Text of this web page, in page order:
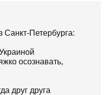
Петербурга:
осознавать,
друг друга